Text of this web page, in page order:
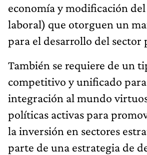
economía y modificación
laboral) que otorguen un
para el desarrollo del sector
También se requiere de un
competitivo y unificado
integración al mundo
políticas activas para
la inversión en sectores
parte de una estrategia de